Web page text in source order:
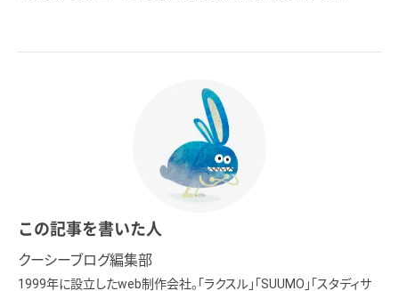
この記事を書いた人
クーシーブログ編集部
1999年に設立したweb制作会社。「ラクスル」「SUUMO」「スタディサ